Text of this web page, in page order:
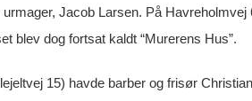
Jacob Larsen. På
blev dog fortsat kaldt “Murerens Hus”.
15) havde barber og frisør